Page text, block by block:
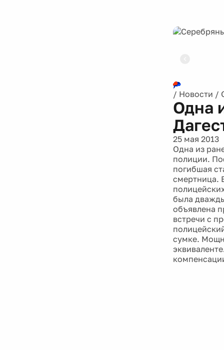
/ Новости /
Одна
25 мая 2013
Одна из
полиции.
погибшая
смертница.
была
объявлена
встречи с
сумке.